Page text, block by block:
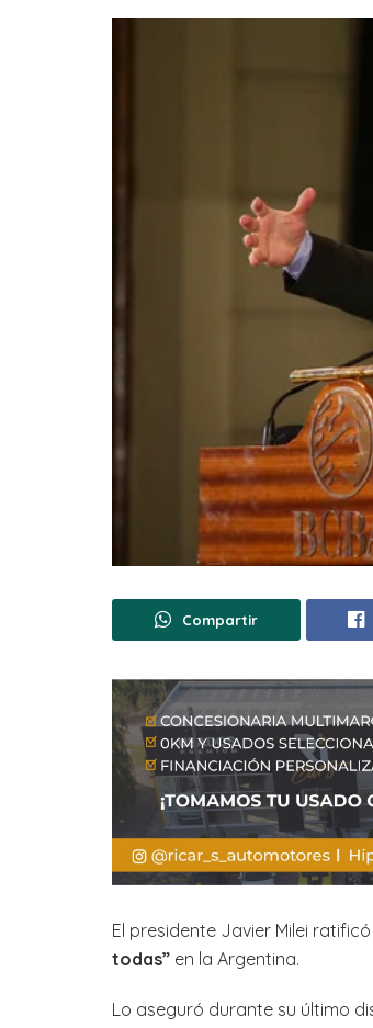
Compartir
El presidente Javier Milei
todas” en la Argentina.
Lo aseguró durante su último